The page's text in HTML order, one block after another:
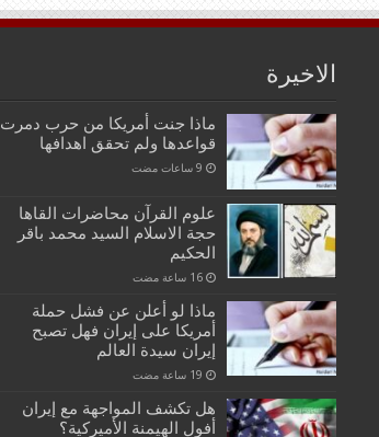
الاخيرة
ماذا جنت أمريكا من حرب دمرت
قواعدها ولم تحقق اهدافها
علوم القرآن محاضرات القاها
حجة الاسلام السيد محمد باقر
الحكيم
ماذا لو أعلن عن فشل حملة
أمريكا على إيران فهل تصبح
إيران سيدة العالم
هل تكشف المواجهة مع إيران
أفول الهيمنة الأميركية؟